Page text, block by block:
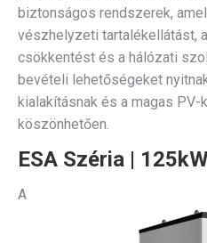
biztonságos rendszerek,
vészhelyzeti tartalékellátást,
csökkentést és a hálózati
bevételi lehetőségeket
kialakításnak és a magas
köszönhetően.
ESA Széria |
A